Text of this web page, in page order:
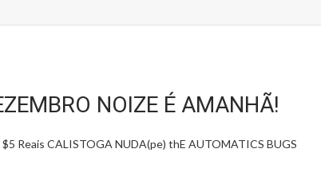
NOIZE É AMANHÃ!
Reais CALISTOGA NUDA(pe) thE AUTOMATICS BUGS